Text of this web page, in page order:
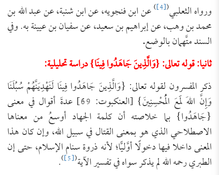
ورواه الثعلبي(
[4]
)عن ابن فنجويه، عن ابن شنبة، عن عبد الله بن
محمد بن وهب، عن إبراهيم بن سعيد، عن سفيان بن عيينة به. وفي
السند متَّهمان بالوضع.
ثانيا: قوله تعالى: {وَالَّذِينَ جَاهَدُوا فِينَا}دراسة تحليلية:
ذكر المفسرون لقوله تعالى: {وَالَّذِينَ جَاهَدُوا فِينَا لَنَهْدِيَنَّهُمْ سُبُلَنَا
وَإِنَّ اللهَ لَمَعَ الْمُحْسِنِينَ} [العنكبوت: 69] عدةَ أقوال في معنى
{جَاهَدُوا} بما خلاصته أن كلمة الجهاد أوسعُ من معناها
الاصطلاحي الذي هو بمعنى القتال في سبيل الله، وإن كان هذا
المعنى داخلا فيها دخولًا أوَّليًّا؛ لأنه ذروة سنام الإسلام، حتى إن
الطبري رحمه الله لم يذكر سواه في تفسير الآية(
[5]
)
.